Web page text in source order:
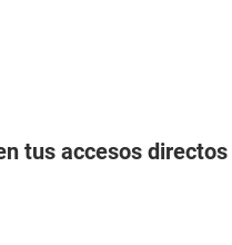
tus accesos directos